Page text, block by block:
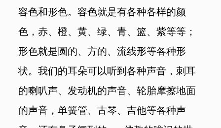
容色和形色。容色就是有各种各样的颜
色，赤、橙、黄、绿、青、篮、紫等等；
形色就是圆的、方的、流线形等各种形
状。我们的耳朵可以听到各种声音，刺耳
的喇叭声、发动机的声音、轮胎摩擦地面
的声音，单簧管、古琴、吉他等各种声